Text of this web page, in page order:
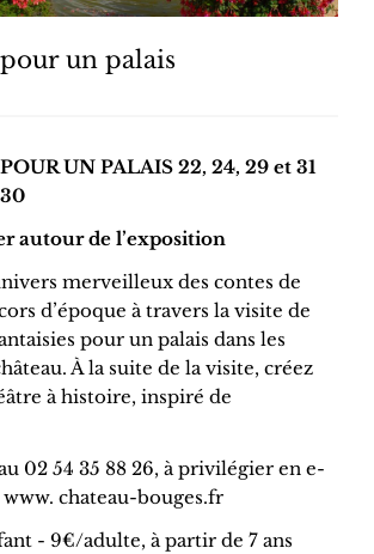
un palais
UN PALAIS 22, 24, 29 et 31
autour de l’exposition
merveilleux des contes de
d’époque à travers la visite de
pour un palais dans les
À la suite de la visite, créez
à histoire, inspiré de
02 54 35 88 26, à privilégier en e-
chateau-bouges.fr
- 9€/adulte, à partir de 7 ans